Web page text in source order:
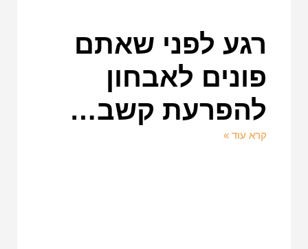
רגע לפני שאתם
פונים לאבחון
להפרעת קשב…
קרא עוד »